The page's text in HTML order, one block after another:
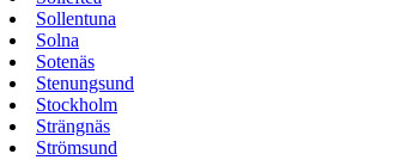
Sollentuna
Solna
Sotenäs
Stenungsund
Stockholm
Strängnäs
Strömsund